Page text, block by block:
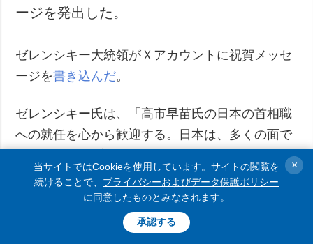
ージを発出した。
ゼレンシキー大統領がＸアカウントに祝賀メッセ
ージを書き込んだ。
ゼレンシキー氏は、「高市早苗氏の日本の首相職
への就任を心から歓迎する。日本は、多くの面で
リーダーシップを発揮し、命とルールに基づく国
際秩序を守り、国家間の相互尊重を促進してい
る。私たちは、そのリーダーシップが今後も強ま
っていくことを期待している」と伝えた。
当サイトではCookieを使用しています。サイトの閲覧を
続けることで、 プライバシーおよびデータ保護ポリシー
に同意したものとみなされます。
承認する
×